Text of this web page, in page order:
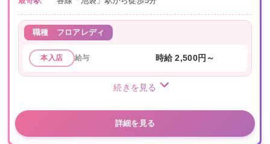
職種 フロアレディ
本入店 給与 時給 2,500円～
続きを見る
詳細を見る